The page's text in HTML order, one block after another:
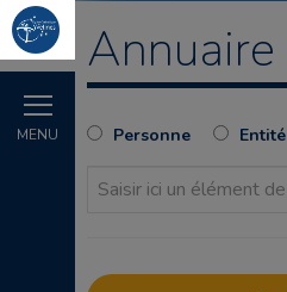
MENU
Annuaire
Personne Entité